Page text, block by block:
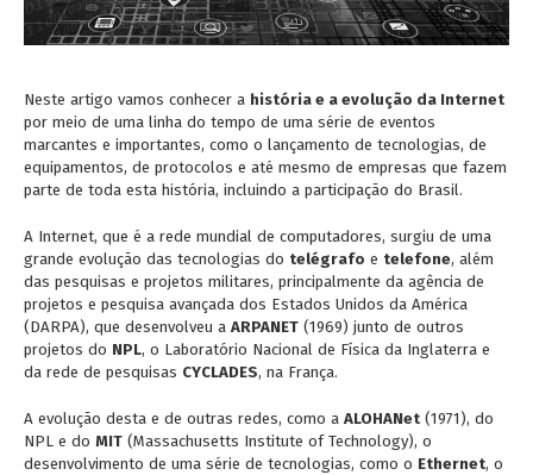
Neste artigo vamos conhecer a história e a evolução da Internet
por meio de uma linha do tempo de uma série de eventos
marcantes e importantes, como o lançamento de tecnologias, de
equipamentos, de protocolos e até mesmo de empresas que fazem
parte de toda esta história, incluindo a participação do Brasil.
A Internet, que é a rede mundial de computadores, surgiu de uma
grande evolução das tecnologias do telégrafo e telefone, além
das pesquisas e projetos militares, principalmente da agência de
projetos e pesquisa avançada dos Estados Unidos da América
(DARPA), que desenvolveu a ARPANET (1969) junto de outros
projetos do NPL, o Laboratório Nacional de Física da Inglaterra e
da rede de pesquisas CYCLADES, na França.
A evolução desta e de outras redes, como a ALOHANet (1971), do
NPL e do MIT (Massachusetts Institute of Technology), o
desenvolvimento de uma série de tecnologias, como o Ethernet, o